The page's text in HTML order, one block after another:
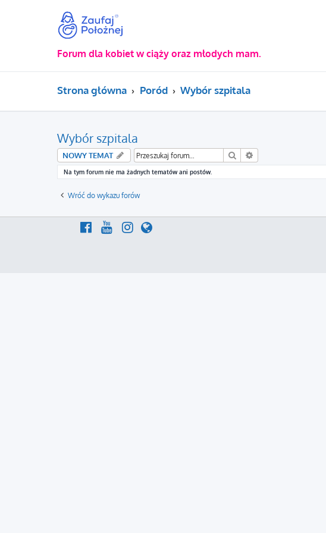
Forum dla kobiet w ciąży oraz młodych mam.
Strona główna Poród Wybór szpitala
Wybór szpitala
NOWY TEMAT Szukaj
Na tym forum nie ma żadnych tematów ani postów.
Wróć do wykazu forów